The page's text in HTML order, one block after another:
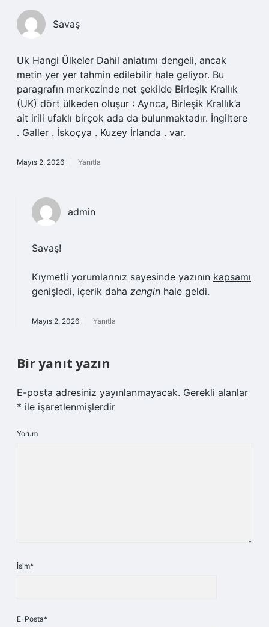
Savaş
Uk Hangi Ülkeler Dahil anlatımı dengeli, ancak
metin yer yer tahmin edilebilir hale geliyor. Bu
paragrafın merkezinde net şekilde Birleşik Krallık
(UK) dört ülkeden oluşur : Ayrıca, Birleşik Krallık’a
ait irili ufaklı birçok ada da bulunmaktadır. İngiltere
. Galler . İskoçya . Kuzey İrlanda . var.
Mayıs 2, 2026 Yanıtla
admin
Savaş!
Kıymetli yorumlarınız sayesinde yazının kapsamı
genişledi, içerik daha zengin hale geldi.
Mayıs 2, 2026 Yanıtla
Bir yanıt yazın
E-posta adresiniz yayınlanmayacak. Gerekli alanlar
* ile işaretlenmişlerdir
Yorum
İsim*
E-Posta*